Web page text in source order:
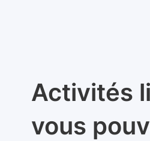
Activités
vous